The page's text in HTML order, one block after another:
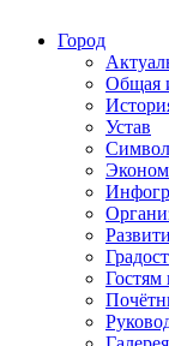
Город
Общая
Устав
Гостям